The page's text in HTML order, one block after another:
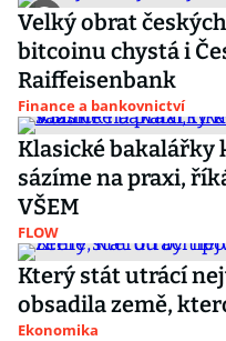
Velký obrat
bitcoinu chystá i
Raiffeisenbank
Finance a bankovnictví
Klasické bakalářky
sázíme na praxi,
VŠEM
FLOW
Který stát utrácí
obsadila země,
Ekonomika